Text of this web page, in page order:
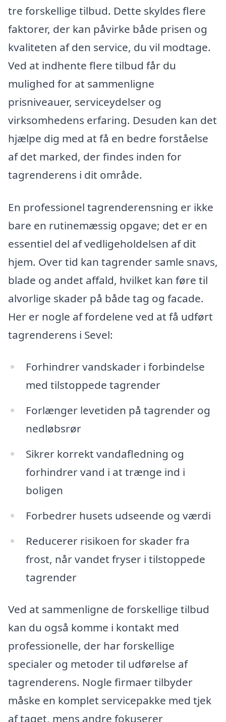
tre forskellige tilbud. Dette skyldes flere
faktorer, der kan påvirke både prisen og
kvaliteten af den service, du vil modtage.
Ved at indhente flere tilbud får du
mulighed for at sammenligne
prisniveauer, serviceydelser og
virksomhedens erfaring. Desuden kan det
hjælpe dig med at få en bedre forståelse
af det marked, der findes inden for
tagrenderens i dit område.
En professionel tagrenderensning er ikke
bare en rutinemæssig opgave; det er en
essentiel del af vedligeholdelsen af dit
hjem. Over tid kan tagrender samle snavs,
blade og andet affald, hvilket kan føre til
alvorlige skader på både tag og facade.
Her er nogle af fordelene ved at få udført
tagrenderens i Sevel:
Forhindrer vandskader i forbindelse
med tilstoppede tagrender
Forlænger levetiden på tagrender og
nedløbsrør
Sikrer korrekt vandafledning og
forhindrer vand i at trænge ind i
boligen
Forbedrer husets udseende og værdi
Reducerer risikoen for skader fra
frost, når vandet fryser i tilstoppede
tagrender
Ved at sammenligne de forskellige tilbud
kan du også komme i kontakt med
professionelle, der har forskellige
specialer og metoder til udførelse af
tagrenderens. Nogle firmaer tilbyder
måske en komplet servicepakke med tjek
af taget, mens andre fokuserer